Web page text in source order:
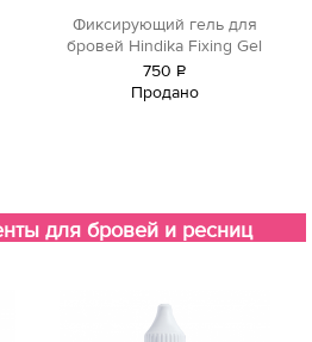
Фиксирующий гель для
бровей Hindika Fixing Gel
750 Р
уб.
Продано
для бровей и ресниц